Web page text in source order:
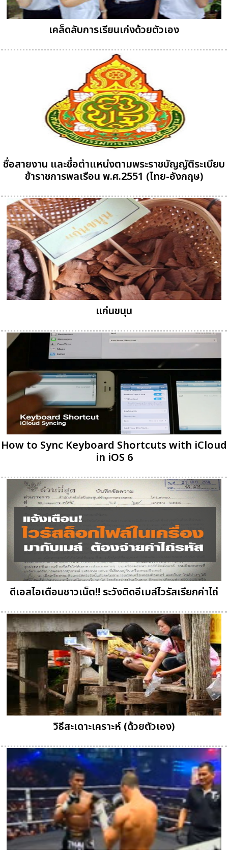
เคล็ดลับการเรียนเก่งด้วยตัวเอง
ชื่อสายงาน และชื่อตำแหน่งตามพระราชบัญญัติระเบียบ
ข้าราชการพลเรือน พ.ศ.2551 (ไทย-อังกฤษ)
แก่นขนุน
How to Sync Keyboard Shortcuts with iCloud
in iOS 6
ดีเอสไอเตือนชาวเน็ต!! ระวังติดอีเมล์ไวรัสเรียกค่าไถ่
วิธีสะเดาะเคราะห์ (ด้วยตัวเอง)